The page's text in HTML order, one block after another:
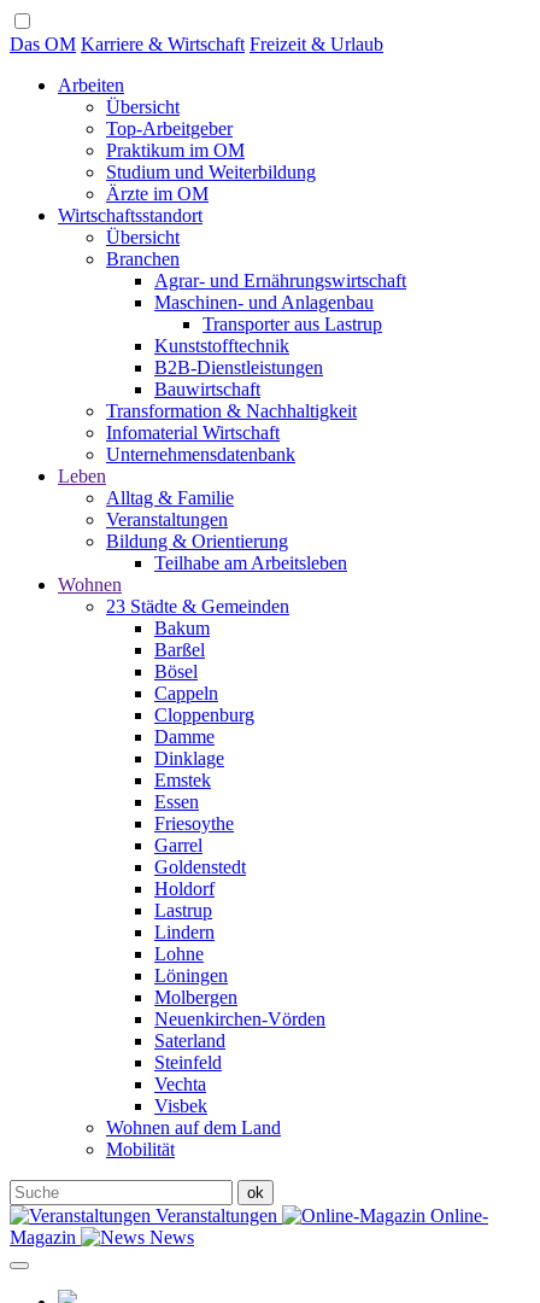
Das OM Karriere & Wirtschaft Freizeit & Urlaub
Arbeiten
Übersicht
Top-Arbeitgeber
Praktikum im OM
Studium und Weiterbildung
Ärzte im OM
Wirtschaftsstandort
Übersicht
Branchen
Agrar- und Ernährungswirtschaft
Maschinen- und Anlagenbau
Transporter aus Lastrup
Kunststofftechnik
B2B-Dienstleistungen
Bauwirtschaft
Transformation & Nachhaltigkeit
Infomaterial Wirtschaft
Unternehmensdatenbank
Leben
Alltag & Familie
Veranstaltungen
Bildung & Orientierung
Teilhabe am Arbeitsleben
Wohnen
23 Städte & Gemeinden
Bakum
Barßel
Bösel
Cappeln
Cloppenburg
Damme
Dinklage
Emstek
Essen
Friesoythe
Garrel
Goldenstedt
Holdorf
Lastrup
Lindern
Lohne
Löningen
Molbergen
Neuenkirchen-Vörden
Saterland
Steinfeld
Vechta
Visbek
Wohnen auf dem Land
Mobilität
Veranstaltungen
Online-
Magazin
News